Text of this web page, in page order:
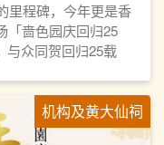
里程碑，今年更是香
「啬色园庆回归25
与众同贺回归25载
机构及黄大仙祠